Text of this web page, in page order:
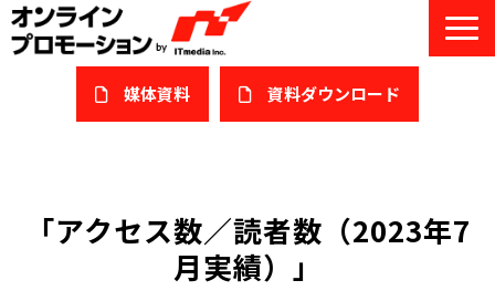
媒体資料 ​資料ダウンロード
私たちについて
サービスガイド/お役立ち資料
「アクセス数／読者数（2023年7
月実績）」